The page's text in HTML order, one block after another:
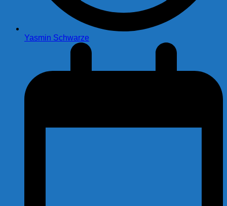
Yasmin Schwarze